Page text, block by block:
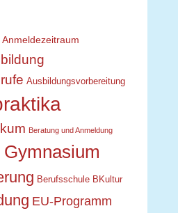
Anmeldezeitraum
Ausbildungsvorbereitung
Beratung und Anmeldung
Berufsschule BKultur
EU-Programm